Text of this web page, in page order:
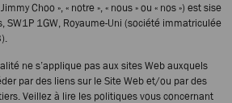
Choo », « notre », « nous » ou « nos ») est sise
SW1P 1GW, Royaume-Uni (société immatriculée
ne s’applique pas aux sites Web auxquels
par des liens sur le Site Web et/ou par des
Veillez à lire les politiques vous concernant